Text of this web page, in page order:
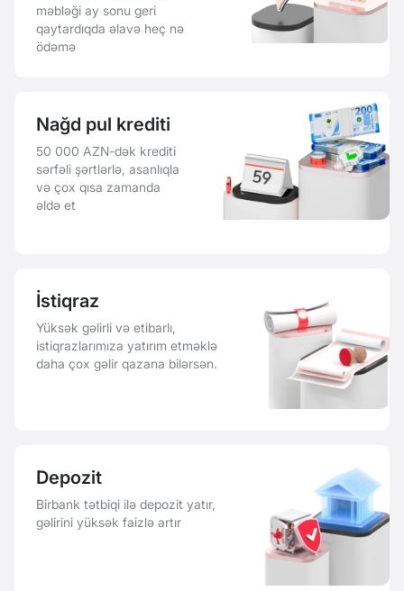
məbləği ay sonu geri
qaytardıqda əlavə heç nə
ödəmə
Nağd pul krediti
50 000 AZN-dək krediti
sərfəli şərtlərlə, asanlıqla
və çox qısa zamanda
əldə et
İstiqraz
Yüksək gəlirli və etibarlı,
istiqrazlarımıza yatırım etməklə
daha çox gəlir qazana bilərsən.
Depozit
Birbank tətbiqi ilə depozit yatır,
gəlirini yüksək faizlə artır